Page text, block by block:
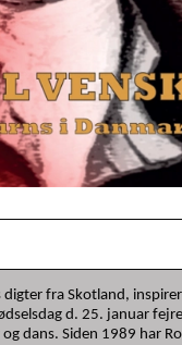
fra Skotland,
d. 25. januar
dans. Siden 1989 har